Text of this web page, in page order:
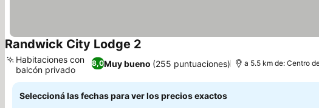
Randwick City Lodge 2
8,0Muy bueno (255 puntuaciones)
Habitaciones con
balcón privado
a 5.5 km de: Centro
Seleccioná las fechas para ver los precios exactos